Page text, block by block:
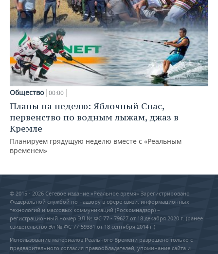
Общество 00:00
Планы на неделю: Яблочный Спас,
первенство по водным лыжам, джаз в
Кремле
Планируем грядущую неделю вместе с «Реальным
временем»
© 2015 - 2026 Сетевое издание «Реальное время» Зарегистрировано
Федеральной службой по надзору в сфере связи, информационных
технологий и массовых коммуникаций (Роскомнадзор) –
регистрационный номер ЭЛ № ФС 77 - 79627 от 18 декабря 2020 г. (ранее
свидетельство Эл № ФС 77-59331 от 18 сентября 2014 г.)
Использование материалов Реального Времени разрешено только с
предварительного согласия правообладателей, упоминание сайта и